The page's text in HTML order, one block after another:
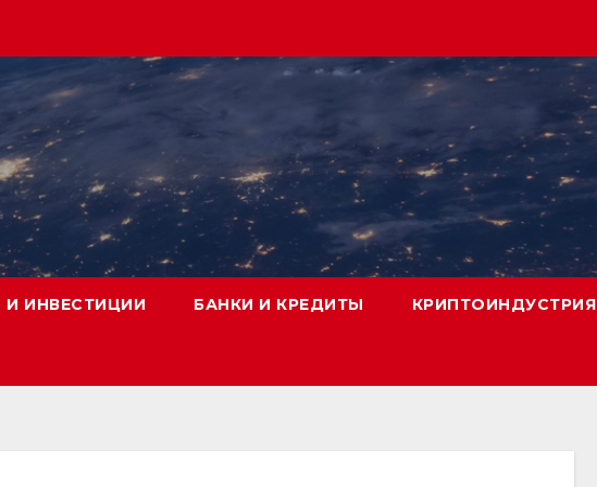
И ИНВЕСТИЦИИ БАНКИ И КРЕДИТЫ КРИПТОИНДУСТРИЯ